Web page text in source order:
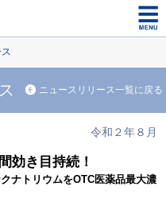
ニュースリリース一覧に戻る
令和２年８月
効き目持続！
ナトリウムをOTC医薬品最大濃